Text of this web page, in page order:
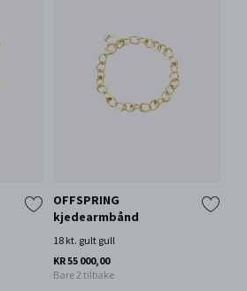
OFFSPRING
kjedearmbånd
18 kt. gult gull
KR 55 000,00
Bare 2 tilbake